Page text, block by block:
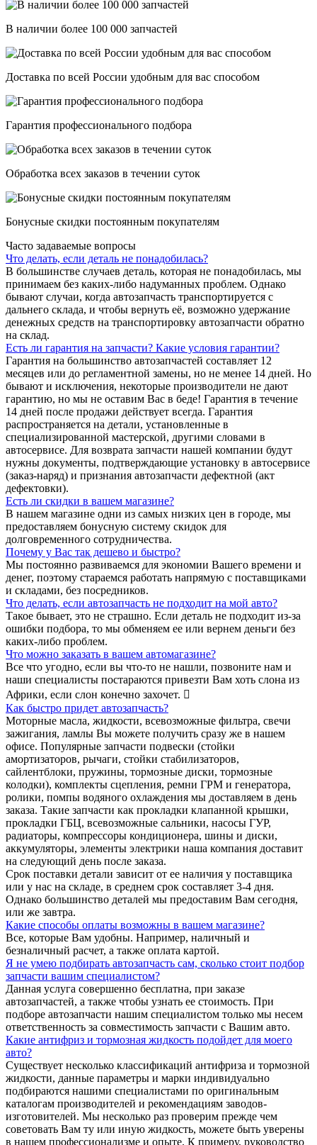
В наличии более 100 000 запчастей
Доставка по всей России удобным для вас способом
Гарантия профессионального подбора
Обработка всех заказов в течении суток
Бонусные скидки постоянным покупателям
Часто задаваемые вопросы
Что делать, если деталь не понадобилась?
В большинстве случаев деталь, которая не понадобилась, мы
принимаем без каких-либо надуманных проблем. Однако
бывают случаи, когда автозапчасть транспортируется с
дальнего склада, и чтобы вернуть её, возможно удержание
денежных средств на транспортировку автозапчасти обратно
на склад.
Есть ли гарантия на запчасти? Какие условия гарантии?
Гарантия на большинство автозапчастей составляет 12
месяцев или до регламентной замены, но не менее 14 дней. Но
бывают и исключения, некоторые производители не дают
гарантию, но мы не оставим Вас в беде! Гарантия в течение
14 дней после продажи действует всегда. Гарантия
распространяется на детали, установленные в
специализированной мастерской, другими словами в
автосервисе. Для возврата запчасти нашей компании будут
нужны документы, подтверждающие установку в автосервисе
(заказ-наряд) и признания автозапчасти дефектной (акт
дефектовки).
Есть ли скидки в вашем магазине?
В нашем магазине одни из самых низких цен в городе, мы
предоставляем бонусную систему скидок для
долговременного сотрудничества.
Почему у Вас так дешево и быстро?
Мы постоянно развиваемся для экономии Вашего времени и
денег, поэтому стараемся работать напрямую с поставщиками
и складами, без посредников.
Что делать, если автозапчасть не подходит на мой авто?
Такое бывает, это не страшно. Если деталь не подходит из-за
ошибки подбора, то мы обменяем ее или вернем деньги без
каких-либо проблем.
Что можно заказать в вашем автомагазине?
Все что угодно, если вы что-то не нашли, позвоните нам и
наши специалисты постараются привезти Вам хоть слона из
Африки, если слон конечно захочет. 
Как быстро придет автозапчасть?
Моторные масла, жидкости, всевозможные фильтра, свечи
зажигания, ламлы Вы можете получить сразу же в нашем
офисе. Популярные запчасти подвески (стойки
амортизаторов, рычаги, стойки стабилизаторов,
сайлентблоки, пружины, тормозные диски, тормозные
колодки), комплекты сцепления, ремни ГРМ и генератора,
ролики, помпы водяного охлаждения мы доставляем в день
заказа. Такие запчасти как прокладки клапанной крышки,
прокладки ГБЦ, всевозможные сальники, насосы ГУР,
радиаторы, компрессоры кондиционера, шины и диски,
аккумуляторы, элементы электрики наша компания доставит
на следующий день после заказа.
Срок поставки детали зависит от ее наличия у поставщика
или у нас на складе, в среднем срок составляет 3-4 дня.
Однако большинство деталей мы предоставим Вам сегодня,
или же завтра.
Какие способы оплаты возможны в вашем магазине?
Все, которые Вам удобны. Например, наличный и
безналичный расчет, а также оплата картой.
Я не умею подбирать автозапчасть сам, сколько стоит подбор
запчасти вашим специалистом?
Данная услуга совершенно бесплатна, при заказе
автозапчастей, а также чтобы узнать ее стоимость. При
подборе автозапчасти нашим специалистом только мы несем
ответственность за совместимость запчасти с Вашим авто.
Какие антифриз и тормозная жидкость подойдет для моего
авто?
Существует несколько классификаций антифриза и тормозной
жидкости, данные параметры и марки индивидуально
подбираются нашими специалистами по оригинальным
каталогам производителей и рекомендациям заводов-
изготовителей. Мы несколько раз проверим прежде чем
советовать Вам ту или иную жидкость, можете быть уверены
в нашем профессионализме и опыте. К примеру, руководство